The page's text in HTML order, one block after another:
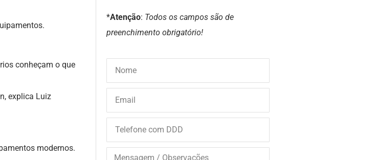
conheçam o que
explica Luiz
modernos.
*Atenção: Todos os campos são de
preenchimento obrigatório!